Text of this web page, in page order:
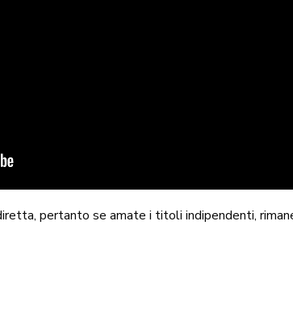
pertanto se amate i titoli indipendenti,